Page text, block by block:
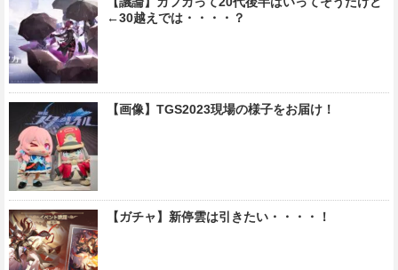
←30越えでは・・・・？
【画像】TGS2023現場の様子をお届け！
【ガチャ】新停雲は引きたい・・・・！